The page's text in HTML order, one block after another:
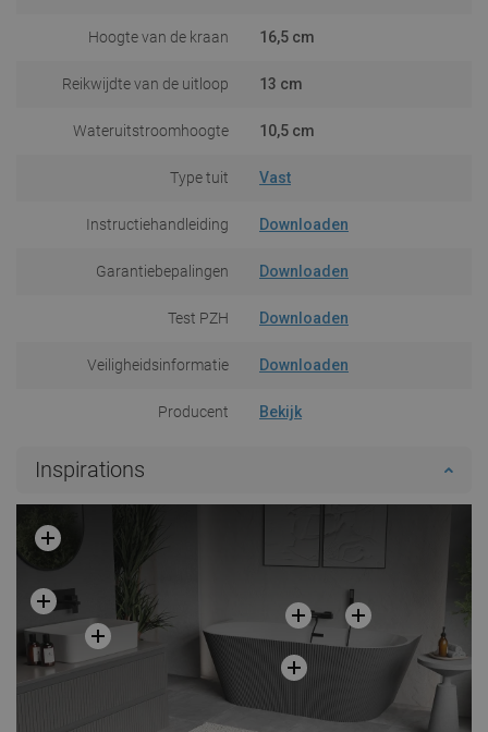
Hoogte van de kraan 16,5 cm
Reikwijdte van de uitloop 13 cm
Wateruitstroomhoogte 10,5 cm
Type tuit Vast
Instructiehandleiding Downloaden
Garantiebepalingen Downloaden
Test PZH Downloaden
Veiligheidsinformatie Downloaden
Producent Bekijk
Inspirations